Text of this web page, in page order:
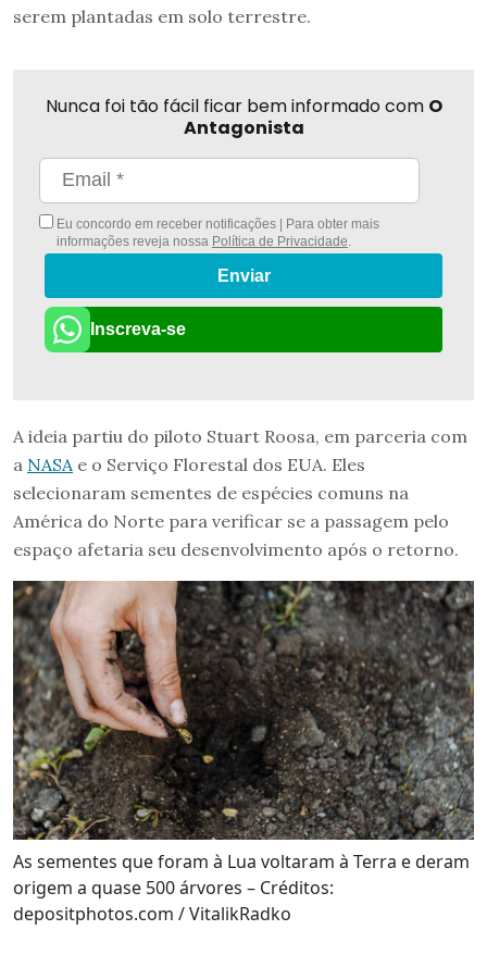
serem plantadas em solo terrestre.
Nunca foi tão fácil ficar bem informado com O
Antagonista
Eu concordo em receber notificações | Para obter mais
informações reveja nossa Política de Privacidade
Enviar
Inscreva-se
A ideia partiu do piloto Stuart Roosa, em parceria com
a NASA e o Serviço Florestal dos EUA. Eles
selecionaram sementes de espécies comuns na
América do Norte para verificar se a passagem pelo
espaço afetaria seu desenvolvimento após o retorno.
As sementes que foram à Lua voltaram à Terra e deram
origem a quase 500 árvores – Créditos:
depositphotos.com / VitalikRadko